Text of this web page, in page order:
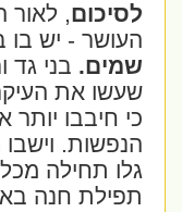
לסיכום, לאור
העושר - יש בו
שמים.בני גד
שעשו את
כי חיבבו יותר
הנפשות. וישבו
גלו תחילה
תפילת חנה